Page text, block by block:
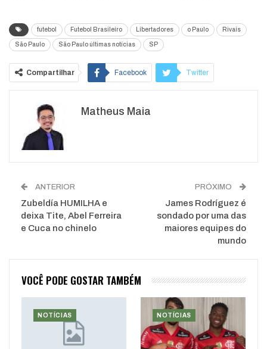
futebol Futebol Brasileiro Libertadores o Paulo Rivais
São Paulo São Paulo últimas notícias SP
Compartilhar Facebook Twitter
WhatsApp
Matheus Maia
ANTERIOR
Zubeldía HUMILHA e
deixa Tite, Abel Ferreira
e Cuca no chinelo
PRÓXIMO
James Rodríguez é
sondado por uma das
maiores equipes do
mundo
VOCÊ PODE GOSTAR TAMBÉM
NOTÍCIAS NOTÍCIAS